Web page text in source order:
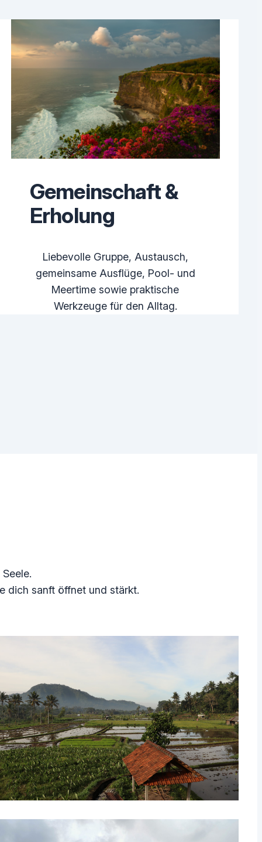
Gemeinschaft &
Erholung
Liebevolle Gruppe, Austausch,
gemeinsame Ausflüge, Pool- und
Meertime sowie praktische
Werkzeuge für den Alltag.
dich sanft öffnet und stärkt.